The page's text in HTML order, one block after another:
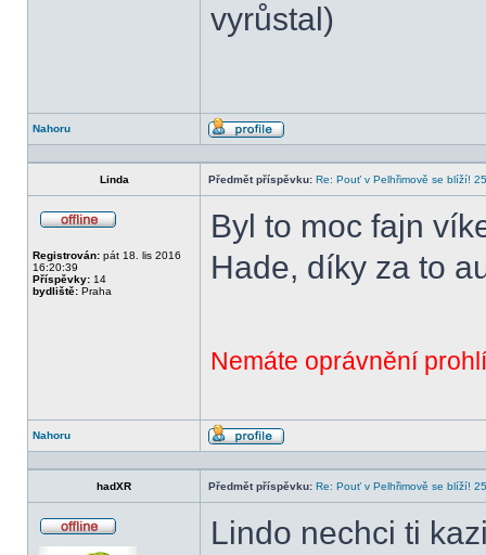
vyrůstal)
Nahoru
Profil
Linda Předmět příspěvku: Re: Pouť v Pelhřimově se blíží!
Registrován: pát 18. lis 2016
16:20:39
Příspěvky: 14
bydliště: Praha
Byl to moc fajn
Hade, díky za to
Nemáte oprávnění
Nahoru
Profil
hadXR Předmět příspěvku: Re: Pouť v Pelhřimově se blíží!
Lindo nechci ti